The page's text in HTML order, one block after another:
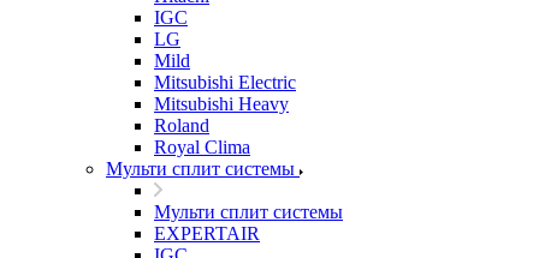
IGC
LG
Mild
Mitsubishi Electric
Mitsubishi Heavy
Roland
Royal Clima
Мульти сплит системы
Мульти сплит системы
EXPERTAIR